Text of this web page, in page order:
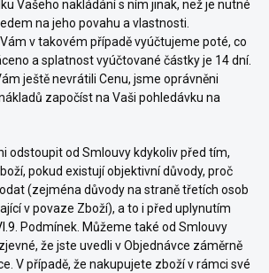
Vašeho nakládání s ním jinak, než je nutné
na jeho povahu a vlastnosti.
v takovém případě vyúčtujeme poté, co
a splatnost vyúčtované částky je 14 dní.
ještě nevrátili Cenu, jsme oprávněni
započíst na Vaši pohledávku na
odstoupit od Smlouvy kdykoliv před tím,
pokud existují objektivní důvody, proč
(zejména důvody na straně třetích osob
v povaze Zboží), a to i před uplynutím
Podmínek. Můžeme také od Smlouvy
že jste uvedli v Objednávce záměrně
V případě, že nakupujete zboží v rámci své